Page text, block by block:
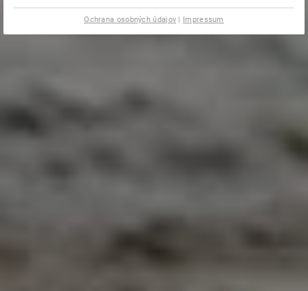
Ochrana osobných údajov | Impressum